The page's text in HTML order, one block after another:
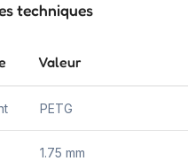
techniques
Valeur
PETG
1.75 mm